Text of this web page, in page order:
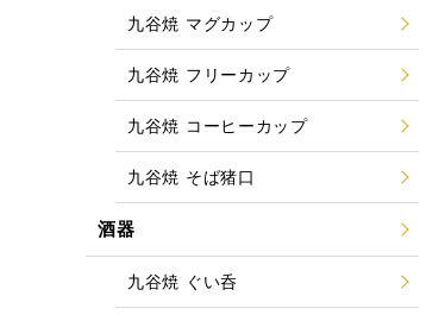
九谷焼 マグカップ
九谷焼 フリーカップ
九谷焼 コーヒーカップ
九谷焼 そば猪口
酒器
九谷焼 ぐい呑